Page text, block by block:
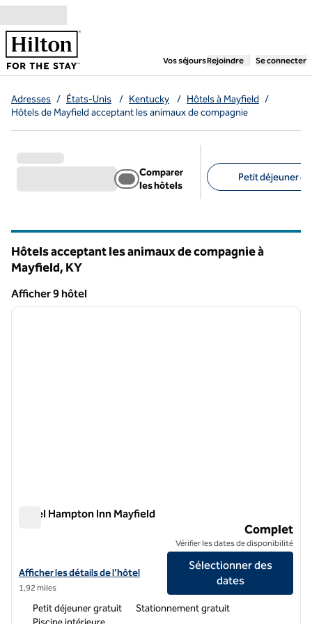
Aller directement au contenu
Vos séjours,ouvre un nouvel
Rejoindre Se connecter
Adresses / États-Unis / Kentucky / Hôtels à Mayfield /
Hôtels de Mayfield acceptant les animaux de compagnie
Comparer
les hôtels
Petit déjeuner
Hôtels acceptant les animaux de compagnie à
Mayfield, KY
Afficher 9 hôtel
Afficher 9 hôtel
1 sur 8
Hôtel Hampton Inn Mayfield
Afficher les détails de l'hôtel Hampton Inn Mayfield
Afficher les détails de l'hôtel
1,92 miles
Complet
Vérifier les dates de disponibilité
Sélectionner des
dates
Petit déjeuner gratuit
Stationnement gratuit